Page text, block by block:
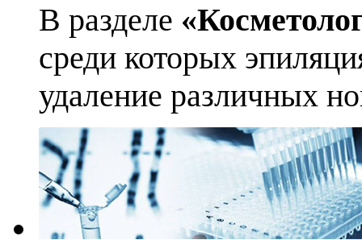
В разделе
среди которых
удаление различных